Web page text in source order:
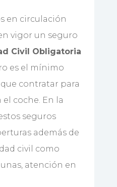
en circulación
vigor un seguro
Civil Obligatoria
es el mínimo
contratar para
coche. En la
seguros
además de
civil como
atención en